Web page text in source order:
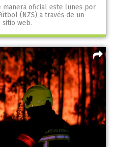
manera oficial este lunes por
(NZS) a través de un
sitio web.